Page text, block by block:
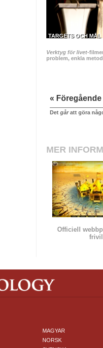
TARGETS OCH MÅL
Verktyg för livet-
problem, enkla
« Föregående
Det gåratt göra
MER
Officiell
MAGYAR
NORSK